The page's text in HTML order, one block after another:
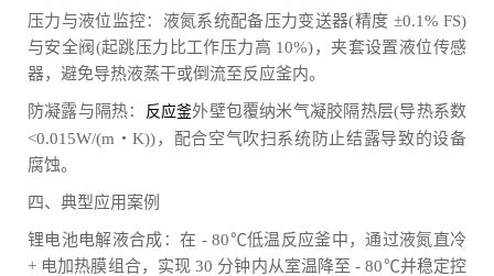
压力与液位监控：液氮系统配备压力变送器(精度 ±0.1% FS)
与安全阀(起跳压力比工作压力高 10%)，夹套设置液位传感
器，避免导热液蒸干或倒流至反应釜内。
防凝露与隔热： 反应釜外壁包覆纳米气凝胶隔热层(导热系数
<0.015W/(m・K))，配合空气吹扫系统防止结露导致的设备
腐蚀。
四、典型应用案例
锂电池电解液合成：在 - 80℃低温反应釜中，通过液氮直冷
+ 电加热膜组合，实现 30 分钟内从室温降至 - 80℃并稳定控